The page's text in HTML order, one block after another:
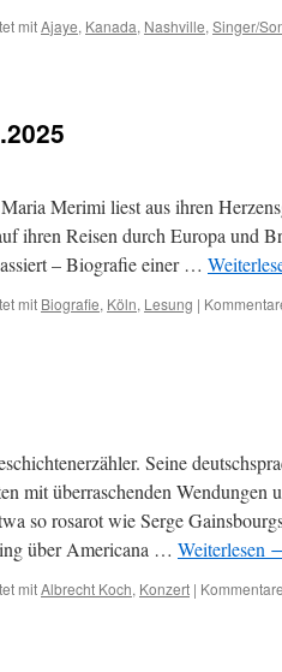
mitAjaye, Kanada, Nashville, Singer/
Merimi liest aus ihren
ihren Reisen durch Europa und
– Biografie einer …
mit Biografie, Köln, Lesung |
Seine
mit überraschenden Wendungen
so rosarot wie Serge
über Americana … Weiterlesen
mitAlbrecht Koch, Konzert |